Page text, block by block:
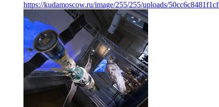
https://kudamoscow.ru/image/255/255/uploads/